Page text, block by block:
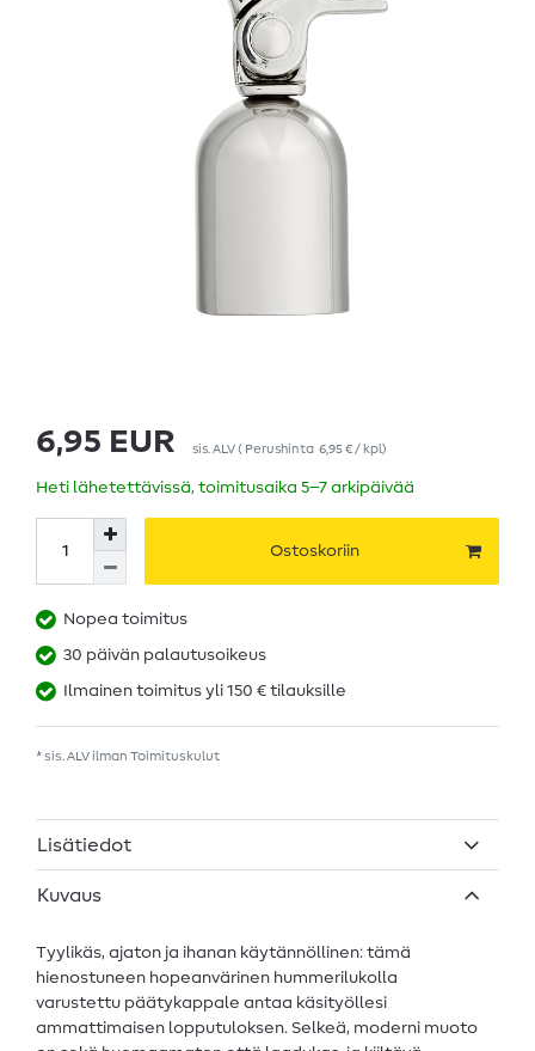
6,95 EUR sis. ALV( Perushinta 6,95 € / kpl)
Heti lähetettävissä, toimitusaika 5–7 arkipäivää
Ostoskoriin
Nopea toimitus
30 päivän palautusoikeus
Ilmainen toimitus yli 150 € tilauksille
* sis. ALV ilman Toimituskulut
Lisätiedot
Kuvaus
Tyylikäs, ajaton ja ihanan käytännöllinen: tämä
hienostuneen hopeanvärinen hummerilukolla
varustettu päätykappale antaa käsityöllesi
ammattimaisen lopputuloksen. Selkeä, moderni muoto